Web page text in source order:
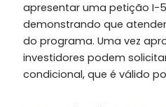
apresentar uma petição I-
demonstrando que
do programa. Uma vez
investidores podem
condicional, que é válido